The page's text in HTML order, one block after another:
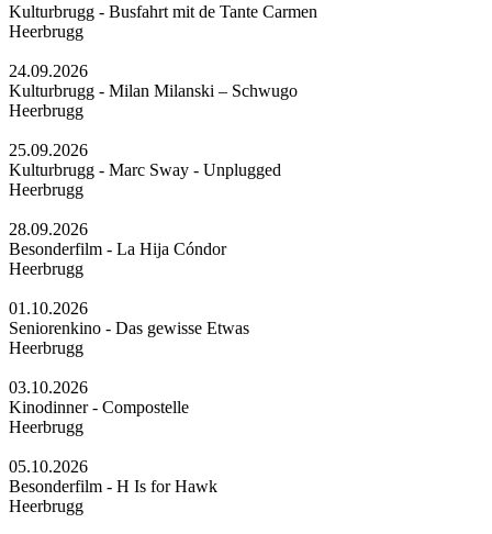
Kulturbrugg - Busfahrt mit de Tante Carmen
Heerbrugg
24.09.2026
Kulturbrugg - Milan Milanski – Schwugo
Heerbrugg
25.09.2026
Kulturbrugg - Marc Sway - Unplugged
Heerbrugg
28.09.2026
Besonderfilm - La Hija Cóndor
Heerbrugg
01.10.2026
Seniorenkino - Das gewisse Etwas
Heerbrugg
03.10.2026
Kinodinner - Compostelle
Heerbrugg
05.10.2026
Besonderfilm - H Is for Hawk
Heerbrugg